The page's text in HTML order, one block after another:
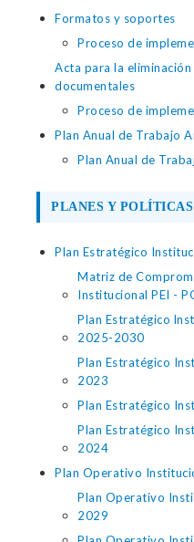
Formatos y soportes
Proceso de
Acta para la
documentales
Proceso de
Plan Anual de Trabajo
Plan Anual de
PLANES Y POLÍTICAS
Plan Estratégico
Matriz de
Institucional PEI -
Plan Estratégico
2025-2030
Plan Estratégico
2023
Plan Estratégico
Plan Estratégico
2024
Plan Operativo
Plan Operativo
2029